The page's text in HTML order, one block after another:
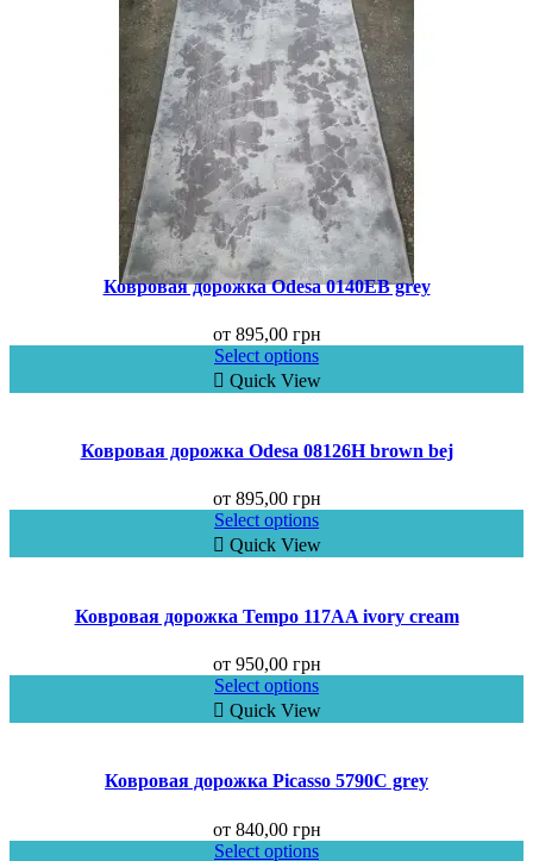
Ковровая дорожка Odesa 0140EB grey
от 895,00 грн
Select options
Quick View
Ковровая дорожка Odesa 08126H brown bej
от 895,00 грн
Select options
Quick View
Ковровая дорожка Tempo 117AA ivory cream
от 950,00 грн
Select options
Quick View
Ковровая дорожка Picasso 5790C grey
от 840,00 грн
Select options